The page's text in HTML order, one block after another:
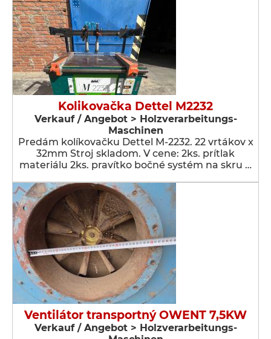
Kolikovačka Dettel M2232
Verkauf / Angebot > Holzverarbeitungs-
Maschinen
Predám kolíkovačku Dettel M-2232. 22 vrtákov x
32mm Stroj skladom. V cene: 2ks. prítlak
materiálu 2ks. pravítko bočné systém na skru …
Ventilátor transportný OWENT 7,5KW
Verkauf / Angebot > Holzverarbeitungs-